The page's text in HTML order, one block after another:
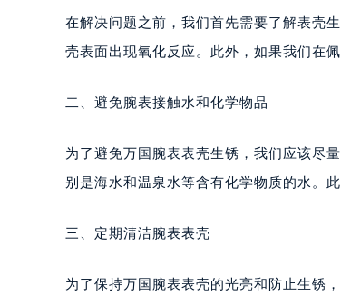
在解决问题之前，我们首先需要了解表壳
壳表面出现氧化反应。此外，如果我们在
二、避免腕表接触水和化学物品
为了避免万国腕表表壳生锈，我们应该尽
别是海水和温泉水等含有化学物质的水。
三、定期清洁腕表表壳
为了保持万国腕表表壳的光亮和防止生锈